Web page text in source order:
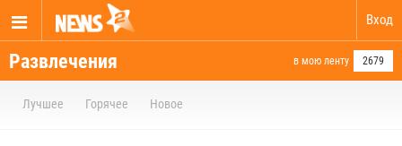
Вход
Развлечения в мою ленту 2679
Лучшее Горячее Новое